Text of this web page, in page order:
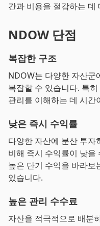
간과 비용을 절감하는 데
NDOW 단점
복잡한 구조
NDOW는 다양한 자산군
복잡할 수 있습니다. 특
관리를 이해하는 데 시간
낮은 즉시 수익률
다양한 자산에 분산 투자
비해 즉시 수익률이 낮
높은 단기 수익을 바라보
있습니다.
높은 관리 수수료
자산을 적극적으로 배분